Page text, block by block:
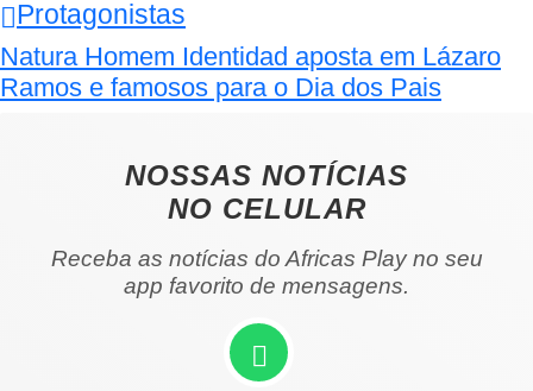
Protagonistas
Natura Homem Identidad aposta em Lázaro
Ramos e famosos para o Dia dos Pais
NOSSAS NOTÍCIAS
NO CELULAR
Receba as notícias do Africas Play no seu
app favorito de mensagens.